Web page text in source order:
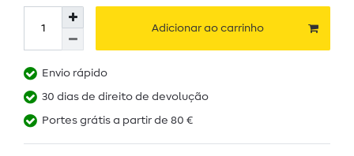
Adicionar ao carrinho
Envio rápido
30 dias de direito de devolução
Portes grátis a partir de 80 €